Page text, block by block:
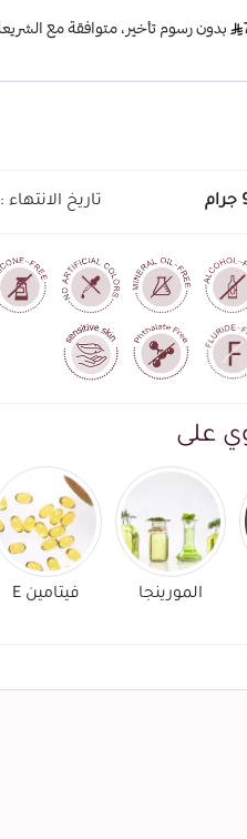
تاريخ الانتهاء :
على
المورينجا فيتامين E